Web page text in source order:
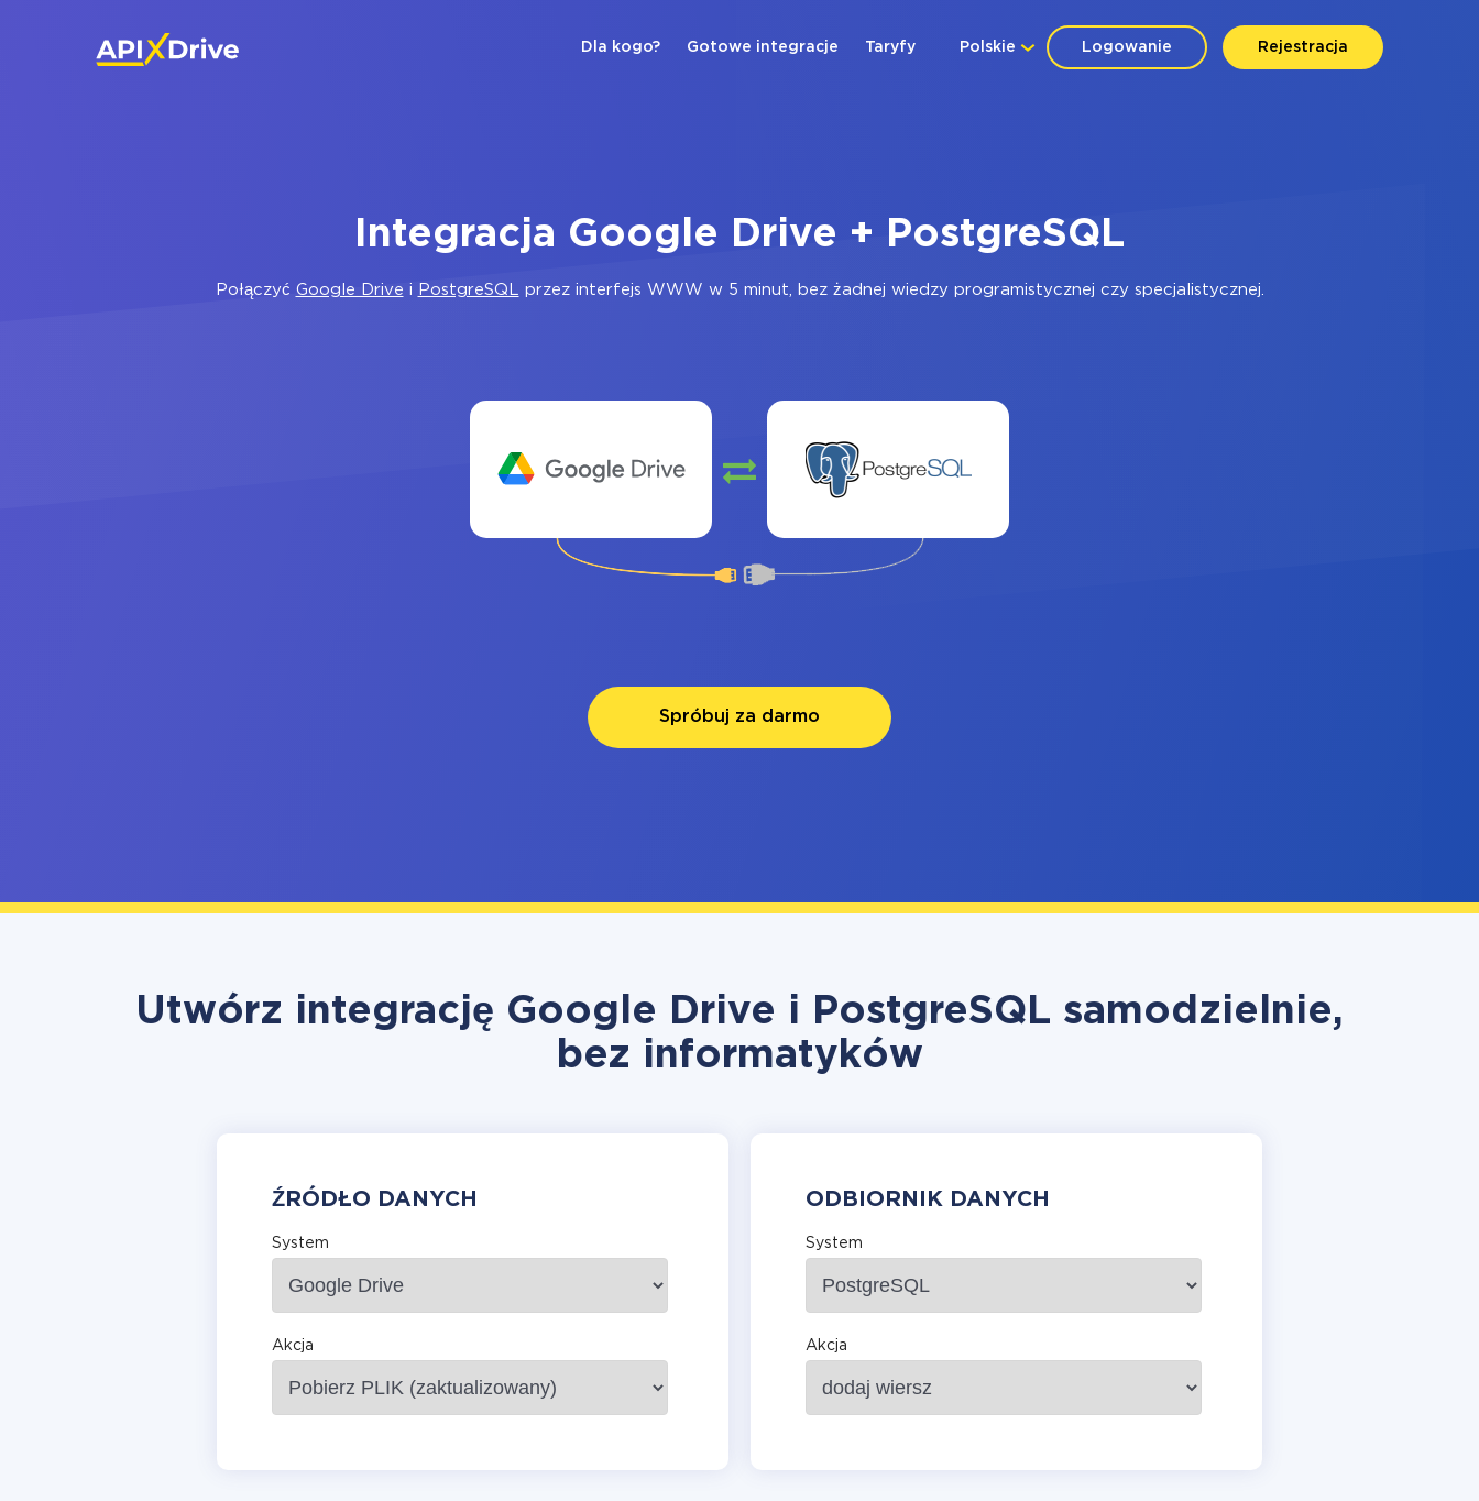
Logowanie Rejestracja
Polskie
Dla kogo? Gotowe integracje Taryfy
Integracja Google Drive + PostgreSQL
Połączyć Google Drive i PostgreSQL przez interfejs WWW w 5 minut, bez żadnej wiedzy programistycznej czy specjalistycznej.
Spróbuj za darmo
Utwórz integrację Google Drive i PostgreSQL samodzielnie,
bez informatyków
ŹRÓDŁO DANYCH
System
Akcja
ODBIORNIK DANYCH
System
Akcja